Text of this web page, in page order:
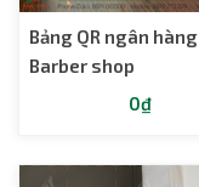
Bảng QR ngân hàng
Barber shop
0₫